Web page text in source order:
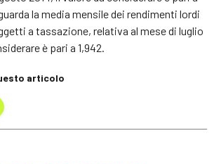
la media mensile dei rendimenti lordi
a tassazione, relativa al mese di luglio
è pari a 1,942.
articolo